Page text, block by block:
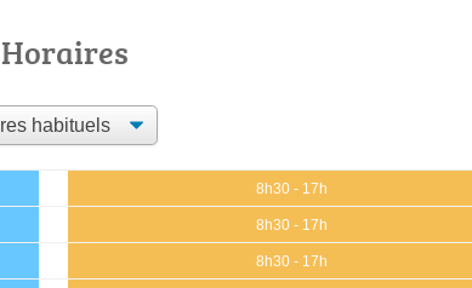
Horaires
8h30 - 17h
8h30 - 17h
8h30 - 17h